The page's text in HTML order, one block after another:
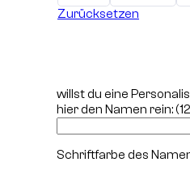
Zurücksetzen
willst du eine
hier den Namen rein:
Schriftfarbe des